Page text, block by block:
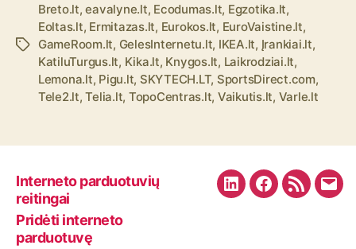
Ž
Breto.lt,eavalyne.lt, Ecodumas.lt, Egzotika.lt,
Eoltas.lt, Ermitazas.lt, Eurokos.lt, EuroVaistine.lt,
GameRoom.lt, GelesInternetu.lt, IKEA.lt, Įrankiai.lt,
KatiluTurgus.lt, Kika.lt, Knygos.lt, Laikrodziai.lt,
Lemona.lt, Pigu.lt, SKYTECH.LT, SportsDirect.com,
Tele2.lt,Telia.lt, TopoCentras.lt, Vaikutis.lt, Varle.lt
Interneto parduotuvių
reitingai
Pridėti interneto
parduotuvę
L
F
R
E